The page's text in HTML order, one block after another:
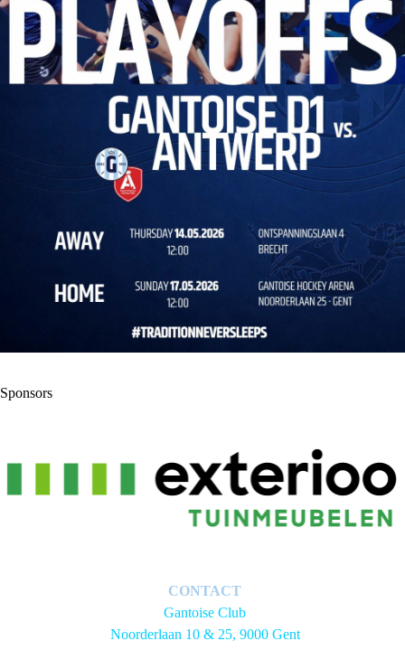
Sponsors
CONTACT
Gantoise Club
Noorderlaan 10 & 25, 9000 Gent